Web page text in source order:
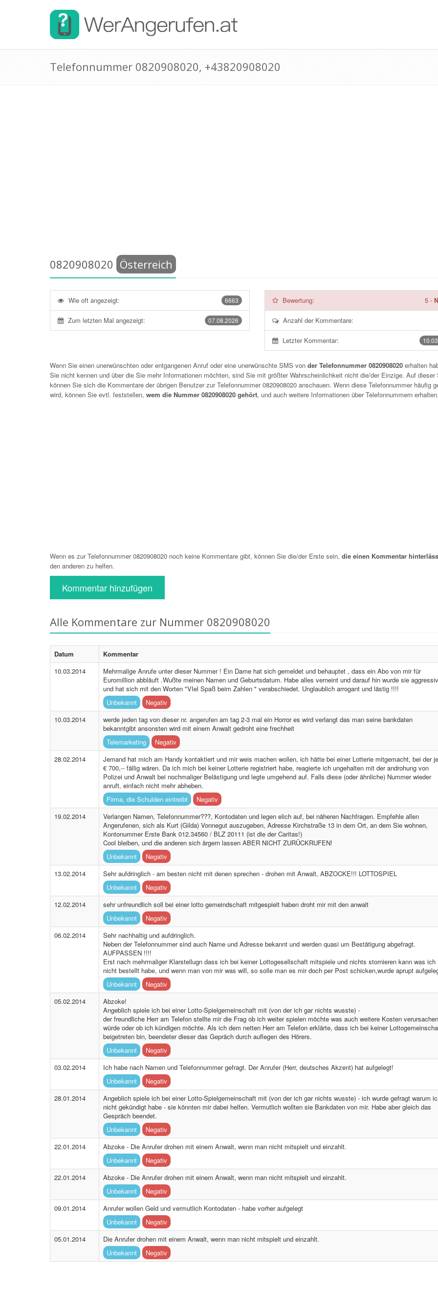
Telefonnummer 0820908020, +43820908020
0820908020 Österreich
6663
Wie oft angezeigt:
07.08.2026
Zum letzten Mal angezeigt:
Bewertung: 5-
Anzahl der Kommentare:
Letzter Kommentar:
Wenn Sie einen unerwünschten oder entgangenen Anruf oder eine unerwünschte SMS von der Telefonnummer 0820908020 erhalten
Sie nicht kennen und über die Sie mehr Informationen möchten, sind Sie mit größter Wahrscheinlichkeit nicht die/der Einzige. Auf dieser
können Sie sich die Kommentare der übrigen Benutzer zur Telefonnummer0820908020 anschauen. Wenn diese Telefonnummer häufig
wird, können Sie evtl. feststellen, wem die Nummer 0820908020 gehört, und auch weitere Informationen über Telefonnummern
Wenn es zur Telefonnummer 0820908020 noch keine Kommentare gibt, können Sie die/der Erste sein, die einen Kommentar
den anderen zu helfen.
Kommentar hinzufügen
Alle Kommentare zur Nummer 0820908020
Datum
Kommentar
10.03.2014
Mehrmalige Anrufe unter dieser Nummer ! Ein Dame hat sich gemeldet und behauptet , dass ein Abo von mir für
Euromillion abbläuft .Wußte meinen Namen und Geburtsdatum. Habe alles verneint und darauf hin wurde sie aggressiv
und hat sich mit den Worten "VIel Spaß beim Zahlen " verabschiedet. Unglaublich arrogant und lästig !!!!
Unbekannt
Negativ
10.03.2014
werde jeden tag von dieser nr. angerufen am tag 2-3 mal ein Horror es wird verlangt das man seine bankdaten
bekanntgibt ansonsten wird mit einem Anwalt gedroht eine frechheit
Telemarketing
Negativ
28.02.2014
Jemand hat mich am Handy kontaktiert und mir weis machen wollen, ich hätte bei einer Lotterie mitgemacht, bei der
€ 700,-- fällig wären. Da ich mich bei keiner Lotterie registriert habe, reagierte ich ungehalten mit der androhung von
Polizei und Anwalt bei nochmaliger Belästigung und legte umgehend auf. Falls diese (oder ähnliche) Nummer wieder
anruft, einfach nicht mehr abheben.
Firma, die Schulden eintreibt
Negativ
19.02.2014
Verlangen Namen, Telefonnummer???, Kontodaten und legen elich auf, bei näheren Nachfragen. Empfehle allen
Angerufenen, sich als Kurt (Gilda) Vonnegut auszugeben, Adresse Kirchstraße 13 in dem Ort, an dem Sie wohnen,
Kontonummer Erste Bank 012.34560 / BLZ 20111 (ist die der Caritas!)
Cool bleiben, und die anderen sich ärgern lassen ABER NICHT ZURÜCKRUFEN!
Unbekannt
Negativ
13.02.2014
Sehr aufdringlich - am besten nicht mit denen sprechen - drohen mit Anwalt, ABZOCKE!!! LOTTOSPIEL
Unbekannt
Negativ
12.02.2014
sehr unfreundlich soll bei einer lotto gemeindschaft mitgespielt haben droht mir mit den anwalt
Unbekannt
Negativ
06.02.2014
Sehr nachhaltig und aufdringlich.
Neben der Telefonnummer sind auch Name und Adresse bekannt und werden quasi um Bestätigung abgefragt.
AUFPASSEN !!!!
Erst nach mehrmaliger Klarstellugn dass ich bei keiner Lottogesellschaft mitspiele und nichts stornieren kann was ich
nicht bestellt habe, und wenn man von mir was will, so solle man es mir doch per Post schicken,wurde aprupt
Unbekannt
Negativ
05.02.2014
Abzoke!
Angeblich spiele ich bei einer Lotto-Spielgemeinschaft mit (von der ich gar nichts wusste) -
der freundliche Herr am Telefon stellte mir die Frag ob ich weiter spielen möchte was auch weitere Kosten verursachen
würde oder ob ich kündigen möchte. Als ich dem netten Herr am Telefon erklärte, dass ich bei keiner
beigetreten bin, beendeter dieser das Gepräch durch auflegen des Hörers.
Unbekannt
Negativ
03.02.2014
Ich habe nach Namen und Telefonnummer gefragt. Der Anrufer (Herr, deutsches Akzent) hat aufgelegt!
Unbekannt
Negativ
28.01.2014
Angeblich spiele ich bei einer Lotto-Spielgemeinschaft mit (von der ich gar nichts wusste) - ich wurde gefragt warum
nicht gekündigt habe - sie könnten mir dabei helfen. Vermutlich wollten sie Bankdaten von mir. Habe aber gleich das
Gespräch beendet.
Unbekannt
Negativ
22.01.2014
Abzoke - Die Anrufer drohen mit einem Anwalt, wenn man nicht mitspielt und einzahlt.
Unbekannt
Negativ
22.01.2014
Abzoke - Die Anrufer drohen mit einem Anwalt, wenn man nicht mitspielt und einzahlt.
Unbekannt
Negativ
09.01.2014
Anrufer wollen Geld und vermutlich Kontodaten - habe vorher aufgelegt
Unbekannt
Negativ
05.01.2014
Die Anrufer drohen mit einem Anwalt, wenn man nicht mitspielt und einzahlt.
Unbekannt
Negativ